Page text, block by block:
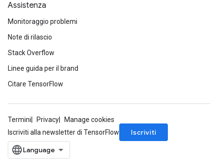
Assistenza
Monitoraggio problemi
Note di rilascio
Stack Overflow
Linee guida per il brand
Citare TensorFlow
Termini Privacy
Manage cookies
Iscriviti alla newsletter di TensorFlow
Iscriviti